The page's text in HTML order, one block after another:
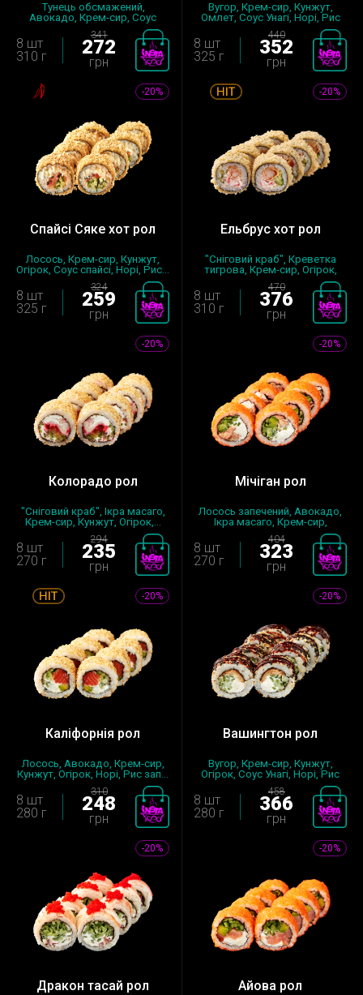
Тунець обсмажений,
Авокадо, Крем-сир, Соус
авторський ба...
8 шт
310 г
341
272
грн
Вугор, Крем-сир, Кунжут,
Омлет, Соус Унагі, Норі, Рис
за...
8 шт
325 г
440
352
грн
-20%
Спайсі Сяке хот рол
Лосось, Крем-сир, Кунжут,
Огірок, Соус спайсі, Норі, Рис...
8 шт
325 г
324
259
грн
-20%
Ельбрус хот рол
"Сніговий краб", Креветка
тигрова, Крем-сир, Огірок,
Нор...
8 шт
310 г
470
376
грн
-20%
Колорадо рол
"Сніговий краб", Ікра масаго,
Крем-сир, Кунжут, Огірок,...
8 шт
270 г
294
235
грн
-20%
Мічіган рол
Лосось запечений, Авокадо,
Ікра масаго, Крем-сир,
Огірок...
8 шт
270 г
404
323
грн
-20%
Каліфорнія рол
Лосось, Авокадо, Крем-сир,
Кунжут, Огірок, Норі, Рис зап...
8 шт
280 г
310
248
грн
-20%
Вашингтон рол
Вугор, Крем-сир, Кунжут,
Огірок, Соус Унагі, Норі, Рис
з...
8 шт
280 г
458
366
грн
-20%
Дракон тасай рол
-20%
Айова рол